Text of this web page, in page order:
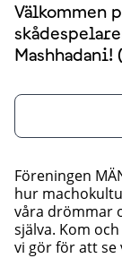
Välkommen
Föreningen
hur
våra drömmar
själva. Kom
vi gör för att se